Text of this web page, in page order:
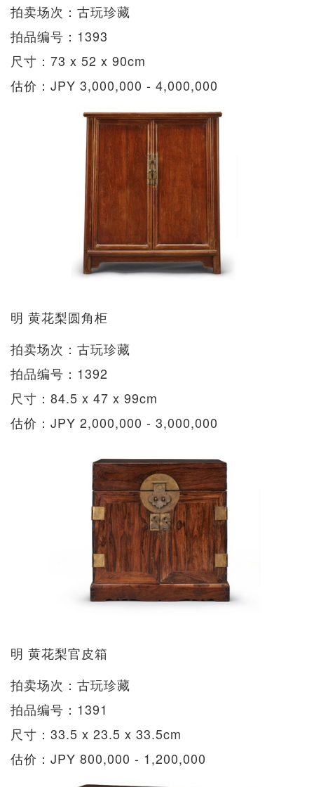
拍卖场次：古玩珍藏
拍品编号：1393
尺寸：73 x 52 x 90cm
估价：JPY 3,000,000 - 4,000,000
明 黄花梨圆角柜
拍卖场次：古玩珍藏
拍品编号：1392
尺寸：84.5 x 47 x 99cm
估价：JPY 2,000,000 - 3,000,000
明 黄花梨官皮箱
拍卖场次：古玩珍藏
拍品编号：1391
尺寸：33.5 x 23.5 x 33.5cm
估价：JPY 800,000 - 1,200,000